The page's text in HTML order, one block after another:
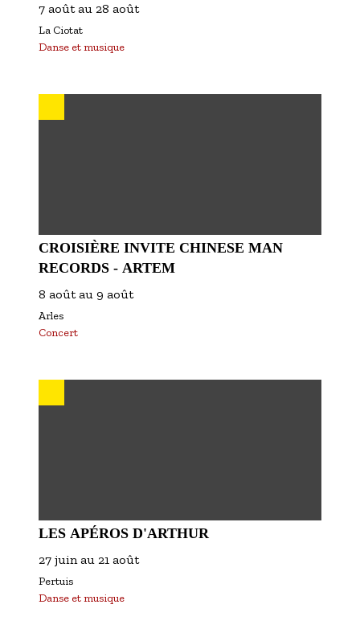
7 août au 28 août
La Ciotat
Danse et musique
CROISIÈRE INVITE CHINESE MAN
RECORDS - ARTEM
8 août au 9 août
Arles
Concert
LES APÉROS D'ARTHUR
27 juin au 21 août
Pertuis
Danse et musique